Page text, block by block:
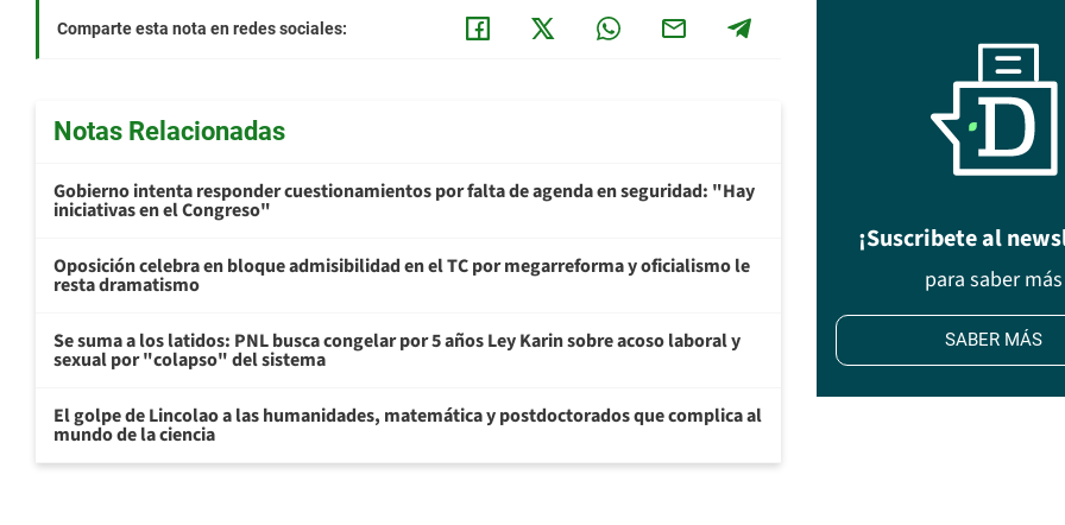
Comparte esta nota en redes sociales:
Notas Relacionadas
Gobierno intenta responder cuestionamientos por falta de agenda en seguridad: "Hay
iniciativas en el Congreso"
Oposición celebra en bloque admisibilidad en el TC por megarreforma y oficialismo le
resta dramatismo
Se suma a los latidos: PNL busca congelar por 5 años Ley Karin sobre acoso laboral y
sexual por "colapso" del sistema
El golpe de Lincolao a las humanidades, matemática y postdoctorados que complica al
mundo de la ciencia
¡Suscribete al
para saber más
SABER MÁS